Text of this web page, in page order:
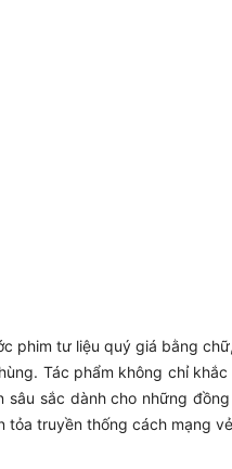
phim tư liệu quý giá bằng
Tác phẩm không chỉ
sắc dành cho những
truyền thống cách mạng